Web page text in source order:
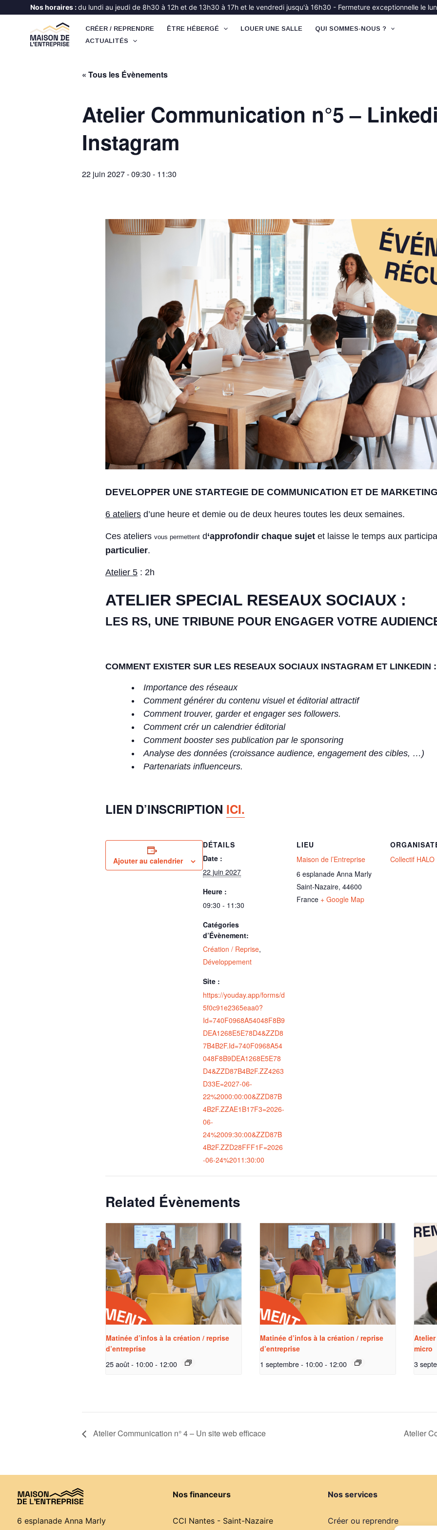
Nos horaires :du lundi au jeudi de 8h30 à 12h et de 13h30 à 17h et le vendredi jusqu'à 16h30 - Fermeture exceptionnelle le
CRÉER / REPRENDRE ÊTRE HÉBERGÉ LOUER UNE SALLE
QUI SOMMES-NOUS ?
ACTUALITÉS
« Tous les Évènements
Atelier Communication n°5 –
Instagram
22 juin 2027 - 09:30 - 11:30
DEVELOPPER UNE STARTEGIE DE COMMUNICATION ET DE
6 ateliers d’une heure et demie ou de deux heures toutes les deux semaines.
Ces ateliers vous permettent d‘approfondir chaque sujet et laisse le temps aux
particulier.
Atelier 5 : 2h
ATELIER SPECIAL RESEAUX SOCIAUX :
LES RS, UNE TRIBUNE POUR ENGAGER VOTRE
COMMENT EXISTER SUR LES RESEAUX SOCIAUX INSTAGRAM ET LINKEDIN :
Importance des réseaux
Comment générer du contenu visuel et éditorial attractif
Comment trouver, garder et engager ses followers.
Comment crér un calendrier éditorial
Comment booster ses publication par le sponsoring
Analyse des données (croissance audience, engagement des cibles, …)
Partenariats influenceurs.
LIEN D’INSCRIPTION ICI.
Ajouter au calendrier
DÉTAILS
Date :
22 juin 2027
Heure :
09:30 - 11:30
Catégories
d’Évènement:
Création / Reprise,
Développement
Site :
https://youday.app/forms/d
5f0c91e2365eaa0?
Id=740F0968A54048F8B9
DEA1268E5E78D4&ZZD8
7B4B2F.Id=740F0968A54
048F8B9DEA1268E5E78
D4&ZZD87B4B2F.ZZ4263
D33E=2027-06-
22%2000:00:00&ZZD87B
4B2F.ZZAE1B17F3=2026-
06-
24%2009:30:00&ZZD87B
4B2F.ZZD28FFF1F=2026
-06-24%2011:30:00
LIEU
Maison de l’Entreprise
6 esplanade Anna Marly
Saint-Nazaire, 44600
France + Google Map
Collectif HALO
Related Évènements
Matinée d’infos à la création / reprise
d’entreprise
25 août - 10:00- 12:00
Matinée d’infos à la création / reprise
d’entreprise
1 septembre - 10:00- 12:00
micro
3
Atelier Communication n° 4 – Un site web efficace Atelier
6 esplanade Anna Marly
Nos financeurs
CCI Nantes - Saint-Nazaire
Nos services
Créer ou reprendre